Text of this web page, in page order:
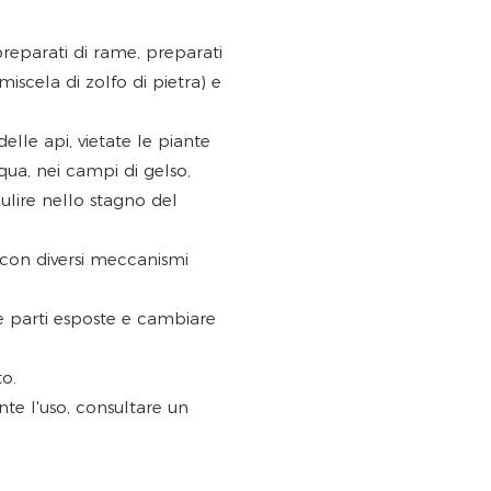
di rame, preparati
di zolfo di pietra) e
api, vietate le piante
nei campi di gelso,
nello stagno del
diversi meccanismi
esposte e cambiare
l'uso, consultare un